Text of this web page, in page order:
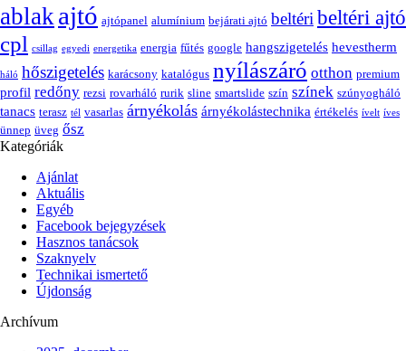
ablakajtó ajtópanel alumínium bejárati ajtó beltéri beltéri ajtó
cpl csillag egyedi energetika energia fűtés google hangszigetelés hevestherm
háló hőszigetelés karácsony katalógus nyílászáró otthon premium
profil redőny rezsi rovarháló rurik sline smartslide szín színek szúnyogháló
tanacs terasz tél vasarlas árnyékolás árnyékolástechnika értékelés ívelt íves
ünnep üveg ősz
Kategóriák
Ajánlat
Aktuális
Egyéb
Facebook bejegyzések
Hasznos tanácsok
Szaknyelv
Technikai ismertető
Újdonság
Archívum